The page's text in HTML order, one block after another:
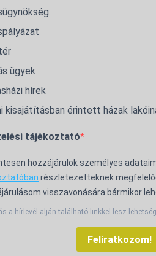
ügyek
hírek
kisajátításban érintett házak
tájékoztató
hozzájárulok személyes
részletezetteknek
visszavonására bármikor
a hírlevél alján található linkkel lesz
Feliratkozom!